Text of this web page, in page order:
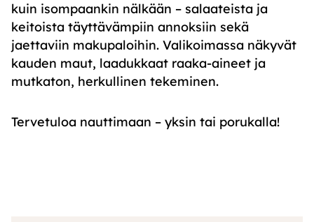
kuin isompaankin nälkään – salaateista ja
keitoista täyttävämpiin annoksiin sekä
jaettaviin makupaloihin. Valikoimassa näkyvät
kauden maut, laadukkaat raaka-aineet ja
mutkaton, herkullinen tekeminen.
Tervetuloa nauttimaan – yksin tai porukalla!